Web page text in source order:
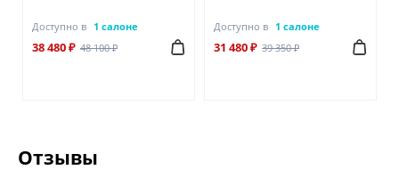
Доступно в 1 салоне
38 480 ₽ 48 100 ₽
Доступно в 1 салоне
31 480 ₽ 39 350 ₽
Отзывы